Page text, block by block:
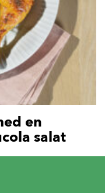
en
salat